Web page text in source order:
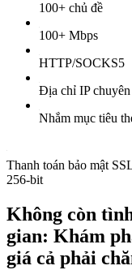
100+ chủ đề
100+ Mbps
HTTP/SOCKS5
Địa chỉ IP
Nhắm mục tiêu
Thanh toán bảo mật
256-bit
Không còn
gian: Khám
giá cả phải